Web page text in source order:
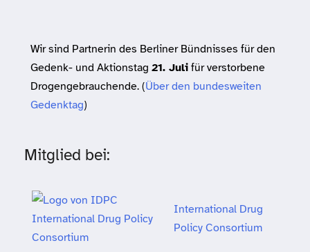
Wir sind Partnerin des Berliner Bündnisses für den
Gedenk- und Aktionstag 21. Julifür verstorbene
Drogengebrauchende. (Über den bundesweiten
Gedenktag)
Mitglied bei:
International Drug
Policy Consortium